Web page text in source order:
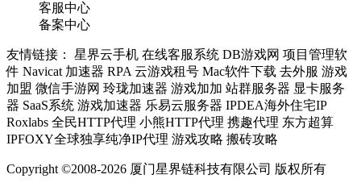
客服中心
备案中心
友情链接： 星界云手机 在线客服系统 DB游戏网 项目管理软
件 Navicat 加速器 RPA 云游戏租号 Mac软件下载 去外服 游戏
加盟 微信手游网 玲珑加速器 游戏加加 站群服务器 显卡服务
器 SaaS系统 游戏加速器 乐易云服务器 IPDEA海外住宅IP
Roxlabs 全民HTTP代理 小熊HTTP代理 携趣代理 东方超算
IPFOXY全球独享纯净IP代理 游戏攻略 搬砖攻略
Copyright ©2008-2026 厦门星界链科技有限公司 版权所有